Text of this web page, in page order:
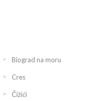
Biograd na moru
Cres
Čižići